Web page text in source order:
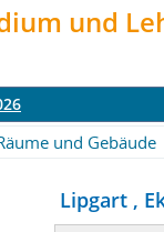
und
und Gebäude
Lipgart ,